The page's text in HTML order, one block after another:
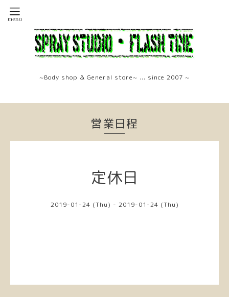
~Body shop & General store~ ... since 2007 ~
営業日程
定休日
2019-01-24 (Thu) - 2019-01-24 (Thu)